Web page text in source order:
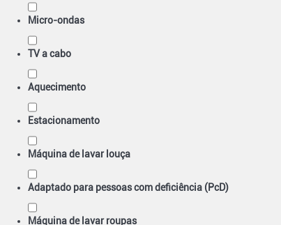
Micro-ondas
TV a cabo
Aquecimento
Estacionamento
Máquina de lavar louça
Adaptado para pessoas com deficiência (PcD)
Máquina de lavar roupas